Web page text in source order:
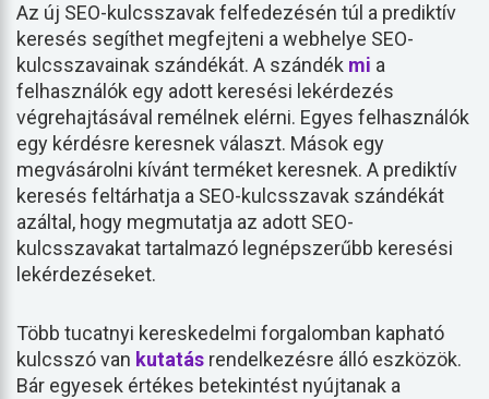
Az új SEO-kulcsszavak felfedezésén túl a prediktív
keresés segíthet megfejteni a webhelye SEO-
kulcsszavainak szándékát. A szándék mi a
felhasználók egy adott keresési lekérdezés
végrehajtásával remélnek elérni. Egyes felhasználók
egy kérdésre keresnek választ. Mások egy
megvásárolni kívánt terméket keresnek. A prediktív
keresés feltárhatja a SEO-kulcsszavak szándékát
azáltal, hogy megmutatja az adott SEO-
kulcsszavakat tartalmazó legnépszerűbb keresési
lekérdezéseket.
Több tucatnyi kereskedelmi forgalomban kapható
kulcsszó van kutatás rendelkezésre álló eszközök.
Bár egyesek értékes betekintést nyújtanak a